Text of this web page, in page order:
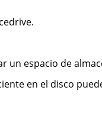
un espacio de
en el disco